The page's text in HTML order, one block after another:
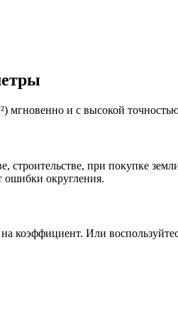
мгновенно и с высокой
строительстве, при покупке
ошибки округления.
на коэффициент. Или